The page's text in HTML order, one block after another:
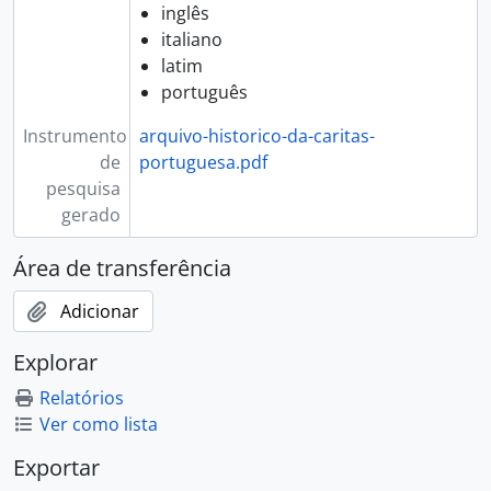
[Documento composto] 061 - Fórum Portugal de Verdade: das ideias às políticas, 2009
[Documento composto] 062 - Encontro Delegados Emergências, 2009 - 2010
[Documento composto] 063 - Conferência Internacional Igualdade no Trabalho e no Emprego, 2010
[Documento composto] 064 - ManiFesta, Montalegre 2011, 2011
[Documento composto] 065 - Marcha contra a Fome 2008, 2011
[Documento composto] 066 - Encontro Nacional Prioridade às Crianças, 2011
[Documento composto] 069 - Envelhecimento Ativo 2012-2013, 2012 - 2013
[Documento composto] 070 - Encontro Envelhecimento Ativo e Diálogo Inter-geracional em Contexto Prisional, 2012
inglês
italiano
latim
português
Instrumento
de
pesquisa
gerado
arquivo-historico-da-caritas-
portuguesa.pdf
Área de transferência
Adicionar
Explorar
Relatórios
Ver como lista
Exportar